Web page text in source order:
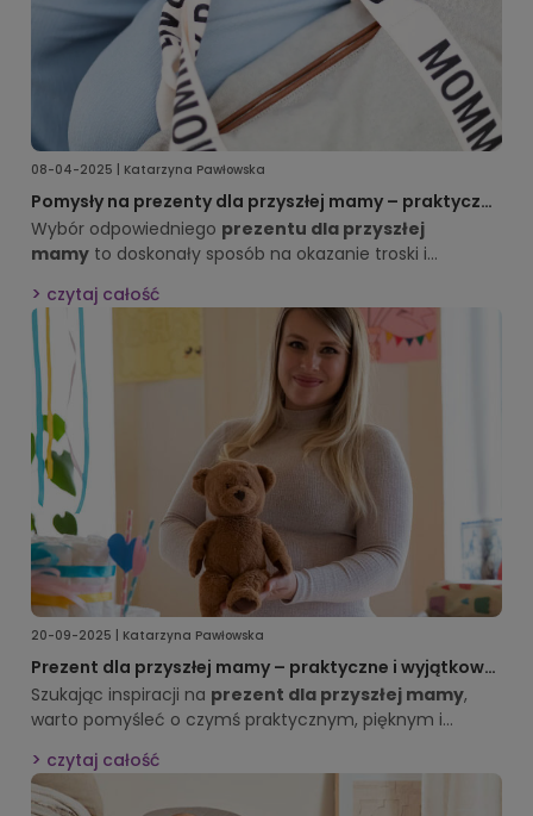
08-04-2025 | Katarzyna Pawłowska
Pomysły na prezenty dla przyszłej mamy – praktyczne
i wyjątkowe inspiracje
Wybór odpowiedniego prezentu dla przyszłej
mamy to doskonały sposób na okazanie troski i
upominek może nie tylko wywołać uśmiech, ale także
ułatwić codzienność i poprawić komfort oczekiwania na
narodziny dziecka, a jednocześnie stać się praktycznym
wsparciem w wielu codziennych sytuacjach.
czytaj całość
20-09-2025 | Katarzyna Pawłowska
Prezent dla przyszłej mamy – praktyczne i wyjątkowe
pomysły na upominki
Szukając inspiracji na prezent dla przyszłej mamy,
warto pomyśleć o czymś praktycznym, pięknym i
też okaże wsparcie w wyjątkowym czasie ciąży.
czytaj całość